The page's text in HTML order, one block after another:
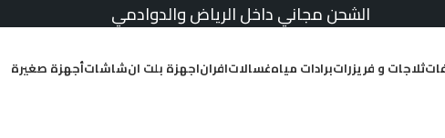
الشحن مجاني داخل الرياض والدوادمي
ثلاجات و فريزراتبرادات مياهغسالاتافراناجهزة بلت انشاشاتأجهزة صغيرة